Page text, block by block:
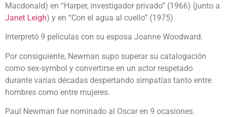
Macdonald) en “Harper, investigador privado” (1966) (junto a
Janet Leigh) y en “Con el agua al cuello” (1975).
Interpretó 9 películas con su esposa Joanne Woodward.
Por consiguiente, Newman supo superar su catalogación
como sex-symbol y convertirse en un actor respetado
durante varias décadas despertando simpatías tanto entre
hombres como entre mujeres.
Paul Newman fue nominado al Oscar en 9 ocasiones.